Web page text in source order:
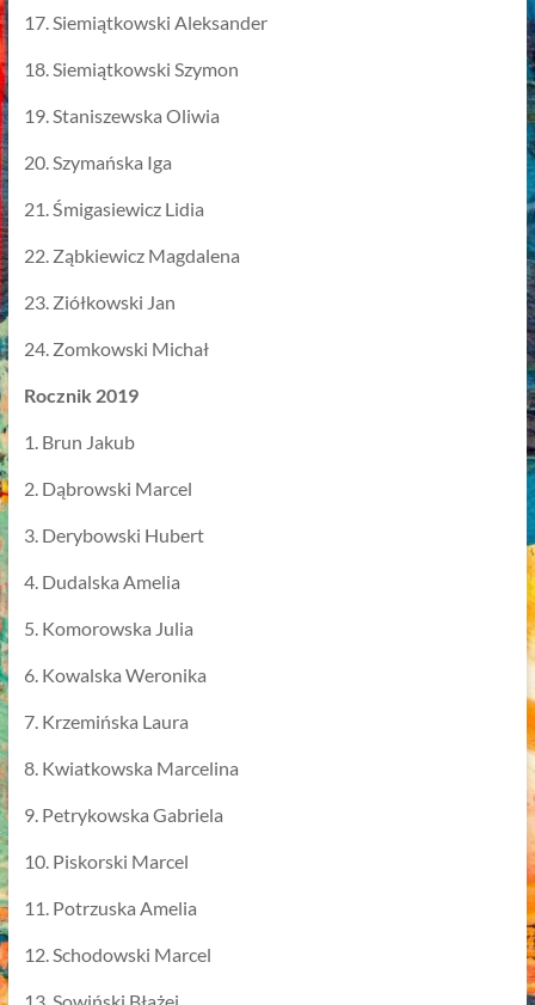
17. Siemiątkowski Aleksander
18. Siemiątkowski Szymon
19. Staniszewska Oliwia
20. Szymańska Iga
21. Śmigasiewicz Lidia
22. Ząbkiewicz Magdalena
23. Ziółkowski Jan
24. Zomkowski Michał
Rocznik 2019
1. Brun Jakub
2. Dąbrowski Marcel
3. Derybowski Hubert
4. Dudalska Amelia
5. Komorowska Julia
6. Kowalska Weronika
7. Krzemińska Laura
8. Kwiatkowska Marcelina
9. Petrykowska Gabriela
10. Piskorski Marcel
11. Potrzuska Amelia
12. Schodowski Marcel